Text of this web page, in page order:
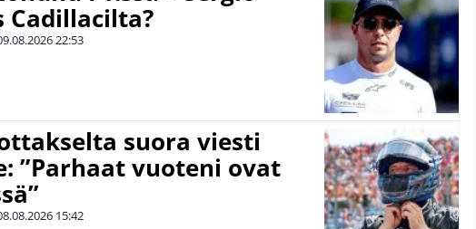
Cadillacilta?
22:53
suora viesti
”Parhaat vuoteni ovat
15:42